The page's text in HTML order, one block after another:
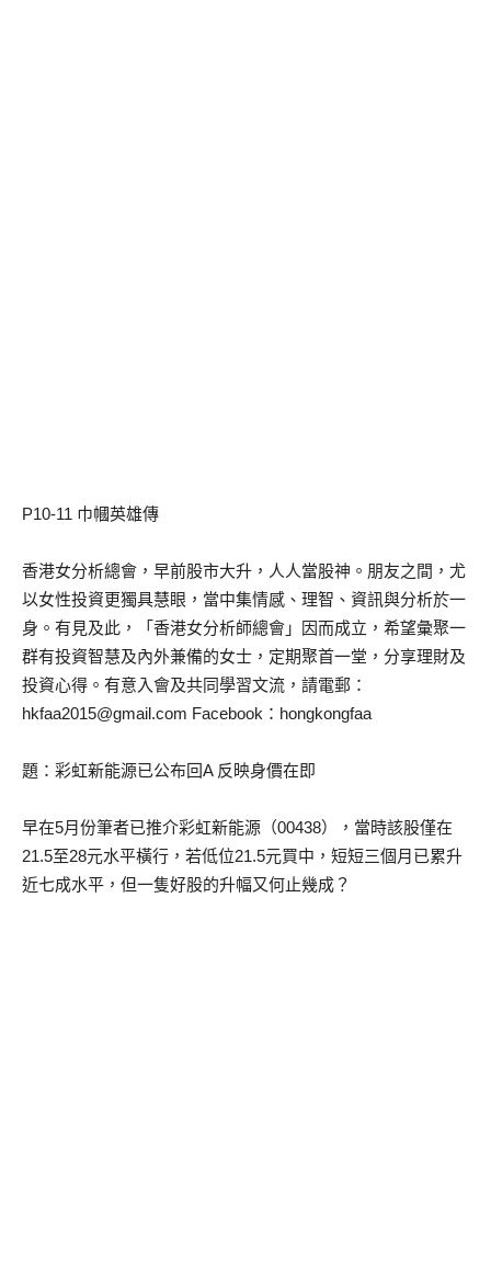
P10-11 巾幗英雄傳
香港女分析總會，早前股市大升，人人當股神。朋友之間，尤
以女性投資更獨具慧眼，當中集情感、理智、資訊與分析於一
身。有見及此，「香港女分析師總會」因而成立，希望彙聚一
群有投資智慧及內外兼備的女士，定期聚首一堂，分享理財及
投資心得。有意入會及共同學習文流，請電郵：
hkfaa2015@gmail.com Facebook：hongkongfaa
題：彩虹新能源已公布回A 反映身價在即
早在5月份筆者已推介彩虹新能源（00438），當時該股僅在
21.5至28元水平橫行，若低位21.5元買中，短短三個月已累升
近七成水平，但一隻好股的升幅又何止幾成？